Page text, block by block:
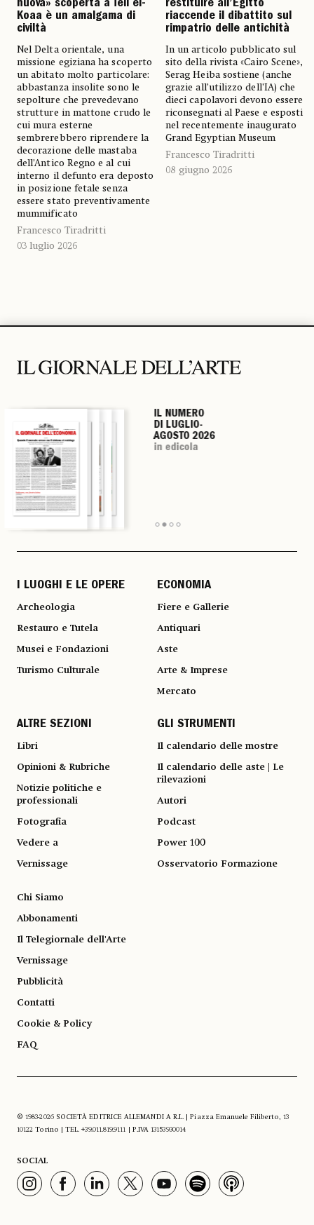
nuova» scoperta a Tell el-
Koaa è un amalgama di
civiltà
Nel Delta orientale, una
missione egiziana ha scoperto
un abitato molto particolare:
abbastanza insolite sono le
sepolture che prevedevano
strutture in mattone crudo le
cui mura esterne
sembrerebbero riprendere la
decorazione delle mastaba
dell’Antico Regno e al cui
interno il defunto era deposto
in posizione fetale senza
essere stato preventivamente
mummificato
Francesco Tiradritti
03 luglio 2026
restituire all’Egitto
riaccende il dibattito sul
rimpatrio delle antichità
In un articolo pubblicato sul
sito della rivista «Cairo Scene»,
Serag Heiba sostiene (anche
grazie all’utilizzo dell’IA) che
dieci capolavori devono essere
riconsegnati al Paese e esposti
nel recentemente inaugurato
Grand Egyptian Museum
Francesco Tiradritti
08 giugno 2026
IL NUMERO
DI LUGLIO-
AGOSTO 2026
in edicola
IL NUMERO
DI LUGLIO-
AGOSTO 2026
in edicola
IL NUMERO
DI LUGLIO-
AGOSTO 2026
in edicola
IL NUMERO
DI LUGLIO-
AGOSTO 2026
in edicola
I LUOGHI E LE OPERE
Archeologia
Restauro e Tutela
Musei e Fondazioni
Turismo Culturale
ECONOMIA
Fiere e Gallerie
Antiquari
Aste
Arte & Imprese
Mercato
ALTRE SEZIONI
Libri
Opinioni & Rubriche
Notizie politiche e
professionali
Fotografia
Vedere a
Vernissage
GLI STRUMENTI
Il calendario delle mostre
Il calendario delle aste | Le
rilevazioni
Autori
Podcast
Power 100
Osservatorio Formazione
Chi Siamo
Abbonamenti
Il Telegiornale dell'Arte
Vernissage
Pubblicità
Contatti
Cookie & Policy
FAQ
© 1983-2026 SOCIETÀ EDITRICE ALLEMANDI A R.L. | Piazza Emanuele Filiberto, 13
10122 Torino | TEL. +39.011.819.9111 | P.IVA 13153930014
SOCIAL